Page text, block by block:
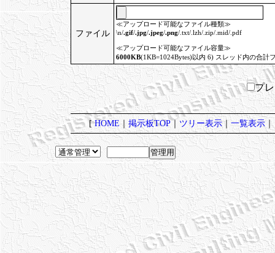
ファイル
≪アップロード可能なファイル種類≫
\n/.gif/.jpg/.jpeg/.png/.txt/.lzh/.zip/.mid/.pdf
≪アップロード可能なファイル容量≫
6000KB(1KB=1024Bytes)以内 6) スレッド内の合計
プ
[HOME｜掲示板TOP｜ ツリー表示｜ 一覧表示｜